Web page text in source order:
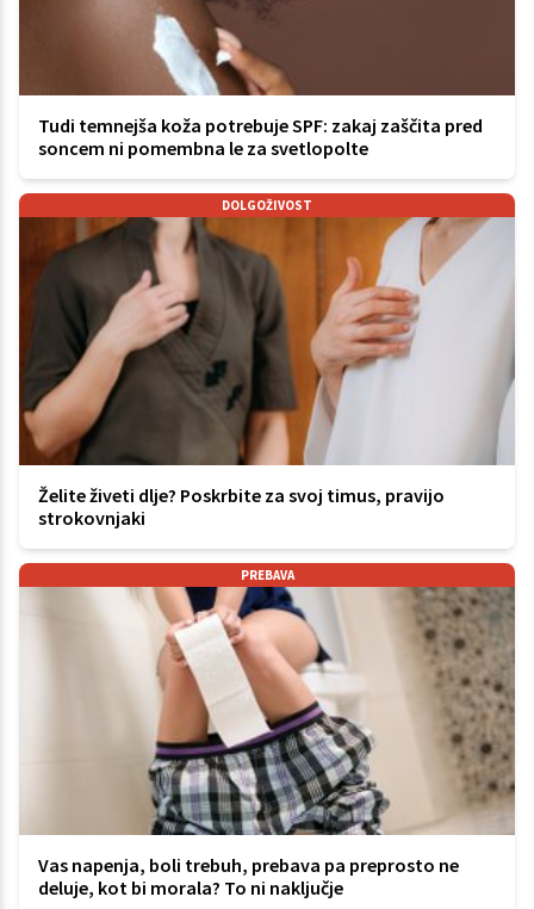
Tudi temnejša koža potrebuje SPF: zakaj zaščita pred
soncem ni pomembna le za svetlopolte
DOLGOŽIVOST
Želite živeti dlje? Poskrbite za svoj timus, pravijo
strokovnjaki
PREBAVA
Vas napenja, boli trebuh, prebava pa preprosto ne
deluje, kot bi morala? To ni naključje